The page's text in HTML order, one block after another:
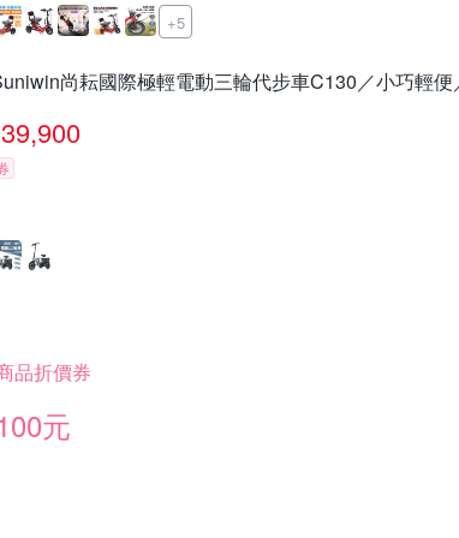
+5
尚耘國際極輕電動三輪代步車C130／小巧輕
39,900
品折價券
元